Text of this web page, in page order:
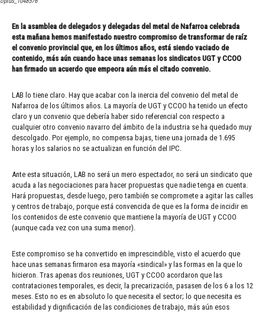
En la asamblea de delegados y delegadas del metal de Nafarroa celebrada
esta mañana hemos manifestado nuestro compromiso de transformar de raíz
el convenio provincial que, en los últimos años, está siendo vaciado de
contenido, más aún cuando hace unas semanas los sindicatos UGT y CCOO
han firmado un acuerdo que empeora aún más el citado convenio.
LAB lo tiene claro. Hay que acabar con la inercia del convenio del metal de
Nafarroa de los últimos años. La mayoría de UGT y CCOO ha tenido un efecto
claro y un convenio que debería haber sido referencial con respecto a
cualquier otro convenio navarro del ámbito de la industria se ha quedado muy
descolgado. Por ejemplo, no compensa bajas, tiene una jornada de 1.695
horas y los salarios no se actualizan en función del IPC.
Ante esta situación, LAB no será un mero espectador, no será un sindicato que
acuda a las negociaciones para hacer propuestas que nadie tenga en cuenta.
Hará propuestas, desde luego, pero también se compromete a agitar las calles
y centros de trabajo, porque está convencida de que es la forma de incidir en
los contenidos de este convenio que mantiene la mayoría de UGT y CCOO
(aunque cada vez con una suma menor).
Este compromiso se ha convertido en imprescindible, visto el acuerdo que
hace unas semanas firmaron esa mayoría «sindical» y las formas en la que lo
hicieron. Tras apenas dos reuniones, UGT y CCOO acordaron que las
contrataciones temporales, es decir, la precarización, pasasen de los 6 a los 12
meses. Esto no es en absoluto lo que necesita el sector; lo que necesita es
estabilidad y dignificación de las condiciones de trabajo, más aún esos